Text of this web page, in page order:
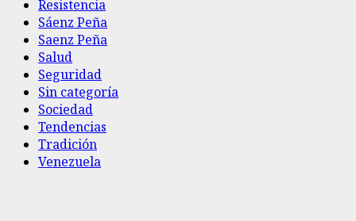
Resistencia
Sáenz Peña
Saenz Peña
Salud
Seguridad
Sin categoría
Sociedad
Tendencias
Tradición
Venezuela